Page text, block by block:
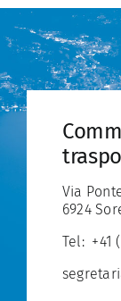
Via
6924
Tel: +41